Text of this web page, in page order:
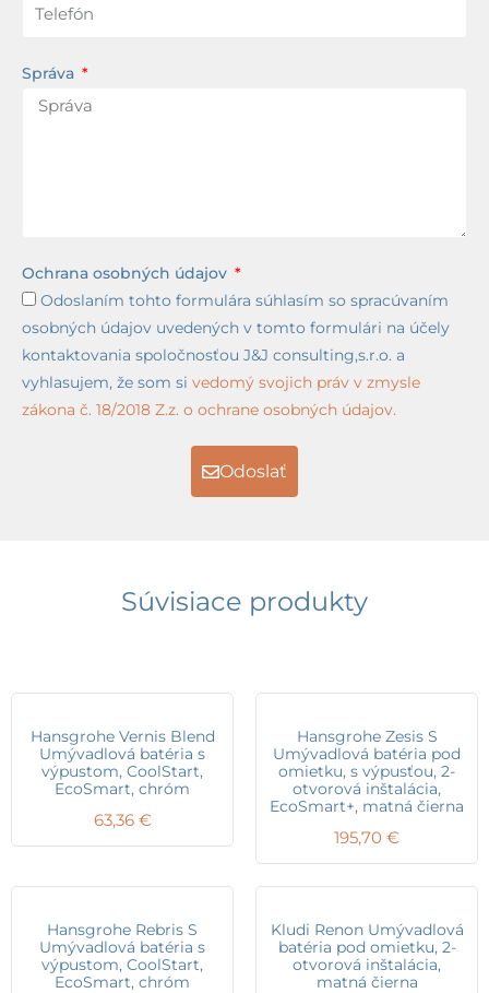
Správa
Ochrana osobných údajov
Odoslaním tohto formulára súhlasím so spracúvaním
osobných údajov uvedených v tomto formulári na účely
kontaktovania spoločnosťou J&J consulting,s.r.o. a
vyhlasujem, že som si vedomý svojich práv v zmysle
zákona č. 18/2018 Z.z. o ochrane osobných údajov.
Odoslať
Súvisiace produkty
Hansgrohe Vernis Blend
Umývadlová batéria s
výpustom, CoolStart,
EcoSmart, chróm
63,36 €
Hansgrohe Zesis S
Umývadlová batéria pod
omietku, s výpusťou, 2-
otvorová inštalácia,
EcoSmart+, matná čierna
195,70 €
Hansgrohe Rebris S
Umývadlová batéria s
výpustom, CoolStart,
EcoSmart, chróm
Kludi Renon Umývadlová
batéria pod omietku, 2-
otvorová inštalácia,
matná čierna